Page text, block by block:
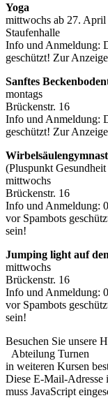
Yoga
mittwochs ab 27.
Staufenhalle
Info und Anmeldung:
geschützt! Zur
Sanftes
montags 17:20
Brückenstr. 16
Info und Anmeldung:
geschützt! Zur
(Pluspunkt
mittwochs 8:20
Brückenstr. 16
Info und Anmeldung:
vor Spambots
sein!
Jumping light auf
mittwochs 9:30
Brückenstr. 16
Info und Anmeldung:
vor Spambots
sein!
Besuchen Sie unsere
Abteilung Turnen
in weiteren Kursen
Diese E-Mail-Adresse
muss JavaScript